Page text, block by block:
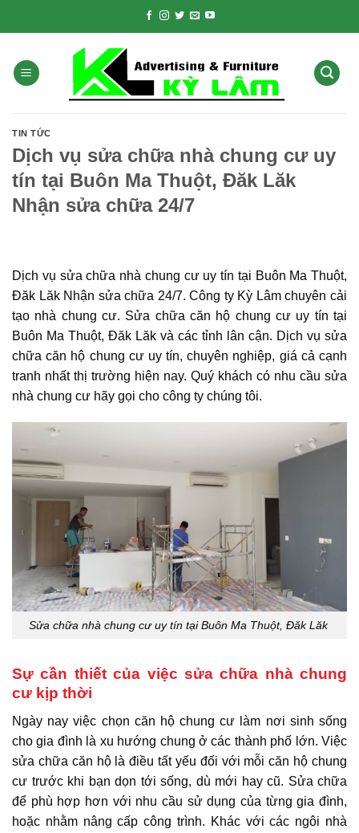
TIN TỨC
Dịch vụ sửa chữa nhà chung cư uy
tín tại Buôn Ma Thuột, Đăk Lăk
Nhận sửa chữa 24/7
Dịch vụ sửa chữa nhà chung cư uy tín tại Buôn Ma Thuột,
Đăk Lăk Nhận sửa chữa 24/7.Công ty Kỳ Lâm chuyên cải
tạo nhà chung cư. Sửa chữa căn hộ chung cư uy tín tại
Buôn Ma Thuột, Đăk Lăk và các tỉnh lân cận. Dịch vụ sửa
chữa căn hộ chung cư uy tín, chuyên nghiệp, giá cả cạnh
tranh nhất thị trường hiện nay. Quý khách có nhu cầu sửa
nhà chung cư hãy gọi cho công ty chúng tôi.
Sửa chữa nhà chung cư uy tín tại Buôn Ma Thuột, Đăk Lăk
Sự cần thiết của việc sửa chữa nhà chung
cư kịp thời
Ngày nay việc chọn căn hộ chung cư làm nơi sinh sống
cho gia đình là xu hướng chung ở các thành phố lớn. Việc
sửa chữa căn hộ là điều tất yếu đối với mỗi căn hộ chung
cư trước khi bạn dọn tới sống, dù mới hay cũ. Sửa chữa
để phù hợp hơn với nhu cầu sử dụng của từng gia đình,
hoặc nhằm nâng cấp công trình. Khác với các ngôi nhà